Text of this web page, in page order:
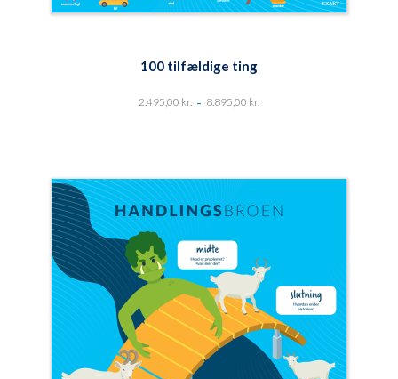
100 tilfældige ting
2.495,00 kr. - 8.895,00 kr.